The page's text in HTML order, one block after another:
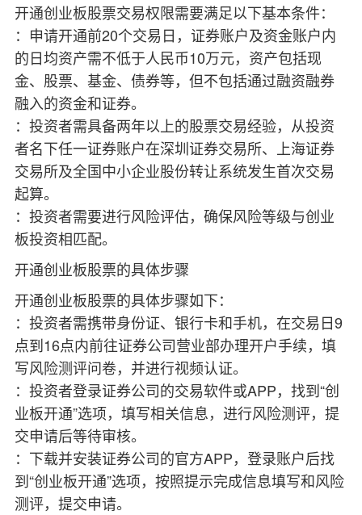
开通创业板股票交易权限需要满足以下基本条件：
：申请开通前20个交易日，‌ 证券账户及资金账户内
的日均资产需不低于人民币10万元，资产包括现
金、股票、基金、债券等，但不包括通过融资融券
融入的资金和证券。
：投资者需具备两年以上的股票交易经验，从投资
者名下任一证券账户在‌深圳证券交易所、‌
上海证券
交易所及‌全国中小企业股份转让系统发生首次交易
起算。
：投资者需要进行风险评估，确保风险等级与创业
板投资相匹配。
‌开通创业板股票的具体步骤‌
开通创业板股票的具体步骤如下：
：投资者需携带身份证、银行卡和手机，在交易日9
点到16点内前往证券公司营业部办理开户手续，填
写风险测评问卷，并进行视频认证。
：投资者登录证券公司的交易软件或‌APP，找到“创
业板开通”选项，填写相关信息，进行风险测评，提
交申请后等待审核。
：下载并安装证券公司的官方APP，登录账户后找
到“创业板开通”选项，按照提示完成信息填写和风险
测评，提交申请。